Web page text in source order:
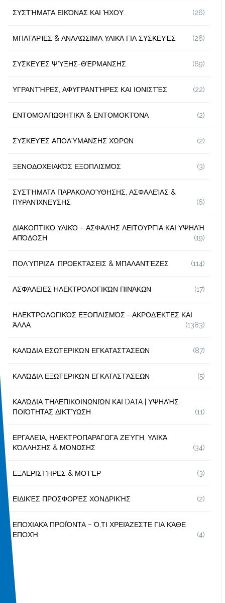
ΣΥΣΤΉΜΑΤΑ ΕΙΚΌΝΑΣ ΚΑΙ ΉΧΟΥ (26)
ΜΠΑΤΑΡΊΕΣ & ΑΝΑΛΏΣΙΜΑ ΥΛΙΚΆ ΓΙΑ ΣΥΣΚΕΥΈΣ (26)
ΣΥΣΚΕΥΈΣ ΨΎΞΗΣ-ΘΈΡΜΑΝΣΗΣ (69)
ΥΓΡΑΝΤΉΡΕΣ, ΑΦΥΓΡΑΝΤΉΡΕΣ ΚΑΙ ΙΟΝΙΣΤΈΣ (22)
ΕΝΤΟΜΟΑΠΩΘΗΤΙΚΆ & ΕΝΤΟΜΟΚΤΌΝΑ (2)
ΣΥΣΚΕΥΈΣ ΑΠΟΛΎΜΑΝΣΗΣ ΧΏΡΩΝ (2)
ΞΕΝΟΔΟΧΕΙΑΚΌΣ ΕΞΟΠΛΙΣΜΌΣ (3)
ΣΥΣΤΉΜΑΤΑ ΠΑΡΑΚΟΛΟΎΘΗΣΗΣ, ΑΣΦΑΛΕΊΑΣ &
ΠΥΡΑΝΊΧΝΕΥΣΗΣ
(6)
ΔΙΑΚΟΠΤΙΚΌ ΥΛΙΚΌ – ΑΣΦΑΛΉΣ ΛΕΙΤΟΥΡΓΊΑ ΚΑΙ ΥΨΗΛΉ
ΑΠΌΔΟΣΗ
(19)
ΠΟΛΎΠΡΙΖΑ, ΠΡΟΕΚΤΆΣΕΙΣ & ΜΠΑΛΑΝΤΈΖΕΣ (114)
ΑΣΦΆΛΕΙΕΣ ΗΛΕΚΤΡΟΛΟΓΙΚΏΝ ΠΙΝΆΚΩΝ (17)
ΗΛΕΚΤΡΟΛΟΓΙΚΌΣ ΕΞΟΠΛΙΣΜΌΣ - ΑΚΡΟΔΈΚΤΕΣ ΚΑΙ
ΆΛΛΑ
(1383)
ΚΑΛΏΔΙΑ ΕΣΩΤΕΡΙΚΏΝ ΕΓΚΑΤΑΣΤΆΣΕΩΝ (87)
ΚΑΛΏΔΙΑ ΕΞΩΤΕΡΙΚΏΝ ΕΓΚΑΤΑΣΤΆΣΕΩΝ (5)
ΚΑΛΏΔΙΑ ΤΗΛΕΠΙΚΟΙΝΩΝΙΏΝ ΚΑΙ DATA | ΥΨΗΛΉΣ
ΠΟΙΌΤΗΤΑΣ ΔΙΚΤΎΩΣΗ
(11)
ΕΡΓΑΛΕΊΑ, ΗΛΕΚΤΡΟΠΑΡΑΓΩΓΆ ΖΕΎΓΗ, ΥΛΙΚΆ
ΚΌΛΛΗΣΗΣ & ΜΌΝΩΣΗΣ
(34)
ΕΞΑΕΡΙΣΤΉΡΕΣ & ΜΟΤΈΡ (3)
ΕΙΔΙΚΈΣ ΠΡΟΣΦΟΡΈΣ ΧΟΝΔΡΙΚΉΣ (2)
ΕΠΟΧΙΑΚΆ ΠΡΟΪΌΝΤΑ – Ό,ΤΙ ΧΡΕΙΆΖΕΣΤΕ ΓΙΑ ΚΆΘΕ
ΕΠΟΧΉ
(4)